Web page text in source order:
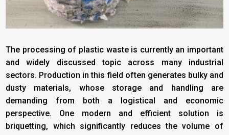
The processing of plastic waste is currently an important
and widely discussed topic across many industrial
sectors. Production in this field often generates bulky and
dusty materials, whose storage and handling are
demanding from both a logistical and economic
perspective. One modern and efficient solution is
briquetting, which significantly reduces the volume of